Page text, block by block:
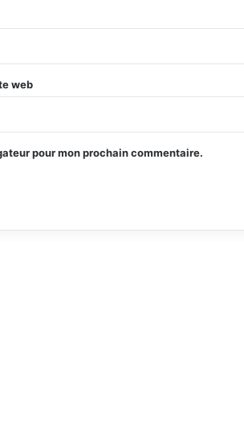
web
pour mon prochain commentaire.